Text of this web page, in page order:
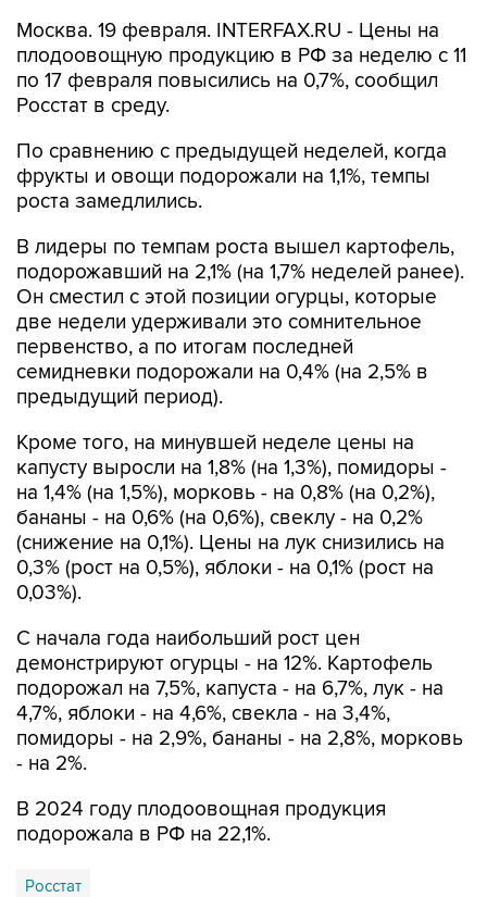
Москва. 19 февраля. INTERFAX.RU - Цены на
плодоовощную продукцию в РФ за неделю с 11
по 17 февраля повысились на 0,7%, сообщил
Росстат в среду.
По сравнению с предыдущей неделей, когда
фрукты и овощи подорожали на 1,1%, темпы
роста замедлились.
В лидеры по темпам роста вышел картофель,
подорожавший на 2,1% (на 1,7% неделей ранее).
Он сместил с этой позиции огурцы, которые
две недели удерживали это сомнительное
первенство, а по итогам последней
семидневки подорожали на 0,4% (на 2,5% в
предыдущий период).
Кроме того, на минувшей неделе цены на
капусту выросли на 1,8% (на 1,3%), помидоры -
на 1,4% (на 1,5%), морковь - на 0,8% (на 0,2%),
бананы - на 0,6% (на 0,6%), свеклу - на 0,2%
(снижение на 0,1%). Цены на лук снизились на
0,3% (рост на 0,5%), яблоки - на 0,1% (рост на
0,03%).
С начала года наибольший рост цен
демонстрируют огурцы - на 12%. Картофель
подорожал на 7,5%, капуста - на 6,7%, лук - на
4,7%, яблоки - на 4,6%, свекла - на 3,4%,
помидоры - на 2,9%, бананы - на 2,8%, морковь
- на 2%.
В 2024 году плодоовощная продукция
подорожала в РФ на 22,1%.
Росстат